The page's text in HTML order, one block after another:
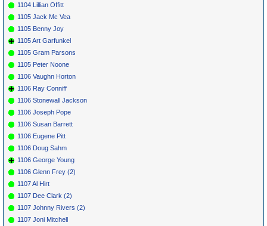
1104 Lillian Offitt
1105 Jack Mc Vea
1105 Benny Joy
1105 Art Garfunkel
1105 Gram Parsons
1105 Peter Noone
1106 Vaughn Horton
1106 Ray Conniff
1106 Stonewall Jackson
1106 Joseph Pope
1106 Susan Barrett
1106 Eugene Pitt
1106 Doug Sahm
1106 George Young
1106 Glenn Frey (2)
1107 Al Hirt
1107 Dee Clark (2)
1107 Johnny Rivers (2)
1107 Joni Mitchell